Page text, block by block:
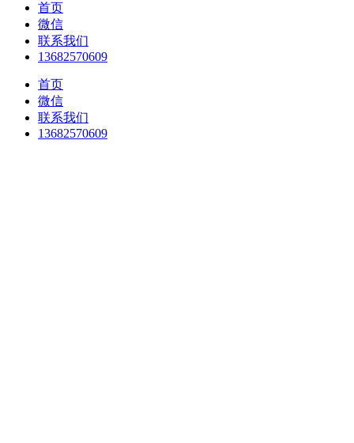
首页
微信
联系我们
13682570609
首页
微信
联系我们
13682570609